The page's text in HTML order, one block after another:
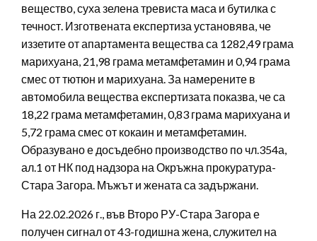
вещество, суха зелена тревиста маса и бутилка с
течност. Изготвената експертиза установява, че
иззетите от апартамента вещества са 1282,49 грама
марихуана, 21,98 грама метамфетамин и 0,94 грама
смес от тютюн и марихуана. За намерените в
автомобила вещества експертизата показва, че са
18,22 грама метамфетамин, 0,83 грама марихуана и
5,72 грама смес от кокаин и метамфетамин.
Образувано е досъдебно производство по чл.354а,
ал.1 от НК под надзора на Окръжна прокуратура-
Стара Загора. Мъжът и жената са задържани.
На 22.02.2026 г., във Второ РУ-Стара Загора е
получен сигнал от 43-годишна жена, служител на